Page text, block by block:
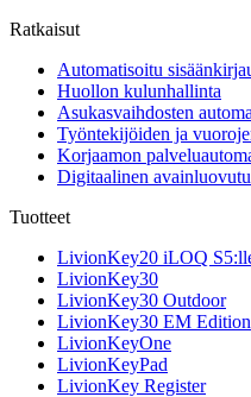
Ratkaisut
Automatisoitu
Huollon kulunhallinta
Asukasvaihdosten
Työntekijöiden ja
Korjaamon
Digitaalinen
Tuotteet
LivionKey20 iLOQ
LivionKey30
LivionKey30 Outdoor
LivionKey30 EM Edition
LivionKeyOne
LivionKeyPad
LivionKey Register